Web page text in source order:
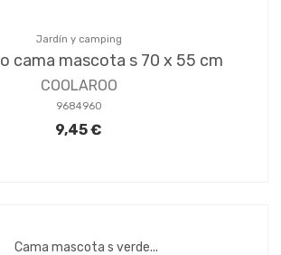
Jardín y camping
cama mascota s 70 x 55 cm
COOLAROO
9684960
9,45 €